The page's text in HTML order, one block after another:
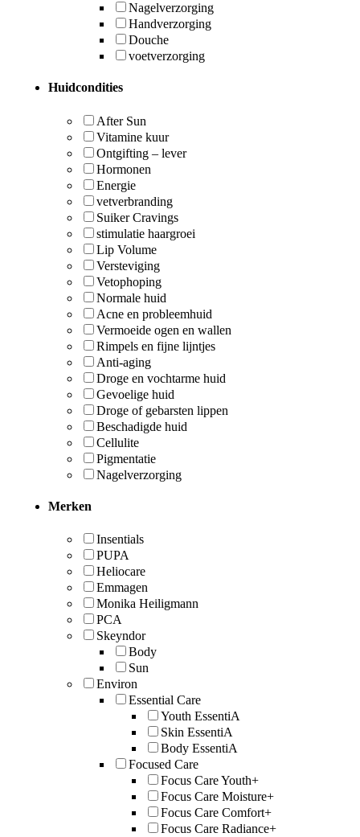
Nagelverzorging
Handverzorging
Douche
voetverzorging
Huidcondities
After Sun
Vitamine kuur
Ontgifting – lever
Hormonen
Energie
vetverbranding
Suiker Cravings
stimulatie haargroei
Lip Volume
Versteviging
Vetophoping
Normale huid
Acne en probleemhuid
Vermoeide ogen en wallen
Rimpels en fijne lijntjes
Anti-aging
Droge en vochtarme huid
Gevoelige huid
Droge of gebarsten lippen
Beschadigde huid
Cellulite
Pigmentatie
Nagelverzorging
Merken
Insentials
PUPA
Heliocare
Emmagen
Monika Heiligmann
PCA
Skeyndor
Body
Sun
Environ
Essential Care
Youth EssentiA
Skin EssentiA
Body EssentiA
Focused Care
Focus Care Youth+
Focus Care Moisture+
Focus Care Comfort+
Focus Care Radiance+